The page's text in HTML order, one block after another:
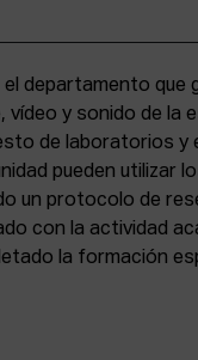
el departamento que
vídeo y sonido de la
de laboratorios y
pueden utilizar
un protocolo de
con la actividad
la formación
la normativa de